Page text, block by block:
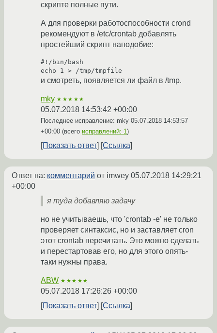
скрипте полные пути.
А для проверки работоспособности crond
рекомендуют в /etc/crontab добавлять
простейший скрипт наподобие:
#!/bin/bash
и смотреть, появляется ли файл в /tmp.
mky ★★★★★
05.07.2018 14:53:42 +00:00
Последнее исправление: mky 05.07.2018 14:53:57
+00:00 (всего исправлений: 1)
Показать ответ Ссылка
Ответ на: комментарий от imwey 05.07.2018 14:29:21
+00:00
я туда добавляю задачу
но не учитываешь, что 'crontab -e' не только
проверяет синтаксис, но и заставляет cron
этот crontab перечитать. Это можно сделать
и перестартовав его, но для этого опять-
таки нужны права.
ABW ★★★★★
05.07.2018 17:26:26 +00:00
Показать ответ
Ссылка